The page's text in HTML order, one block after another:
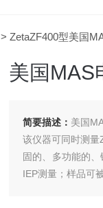
> ZetaZF400型美国
美国MAS
简要描述： 美国
该仪器可同时测
固的、多功能的
IEP测量；样品可